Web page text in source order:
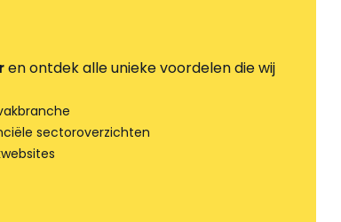
en ontdek alle unieke voordelen die wij
sectoroverzichten